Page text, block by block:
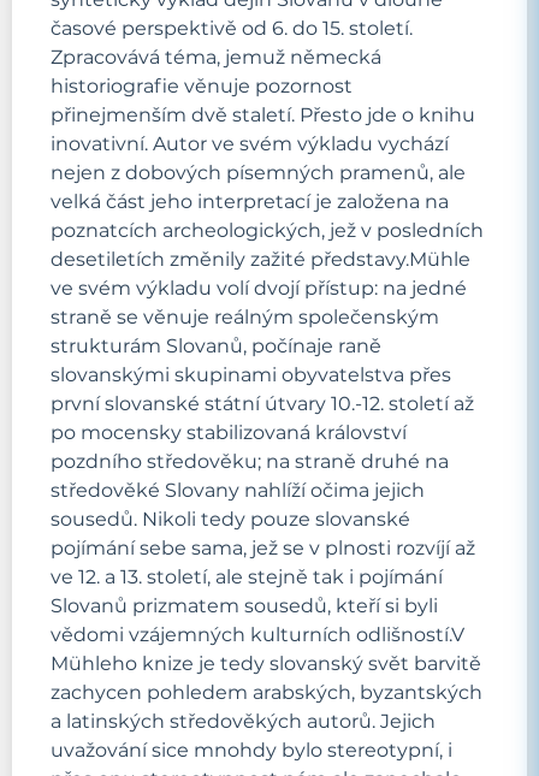
časové perspektivě od 6. do 15. století.
Zpracovává téma, jemuž německá
historiografie věnuje pozornost
přinejmenším dvě staletí. Přesto jde o knihu
inovativní. Autor ve svém výkladu vychází
nejen z dobových písemných pramenů, ale
velká část jeho interpretací je založena na
poznatcích archeologických, jež v posledních
desetiletích změnily zažité představy.Mühle
ve svém výkladu volí dvojí přístup: na jedné
straně se věnuje reálným společenským
strukturám Slovanů, počínaje raně
slovanskými skupinami obyvatelstva přes
první slovanské státní útvary 10.-12. století až
po mocensky stabilizovaná království
pozdního středověku; na straně druhé na
středověké Slovany nahlíží očima jejich
sousedů. Nikoli tedy pouze slovanské
pojímání sebe sama, jež se v plnosti rozvíjí až
ve 12. a 13. století, ale stejně tak i pojímání
Slovanů prizmatem sousedů, kteří si byli
vědomi vzájemných kulturních odlišností.V
Mühleho knize je tedy slovanský svět barvitě
zachycen pohledem arabských, byzantských
a latinských středověkých autorů. Jejich
uvažování sice mnohdy bylo stereotypní, i